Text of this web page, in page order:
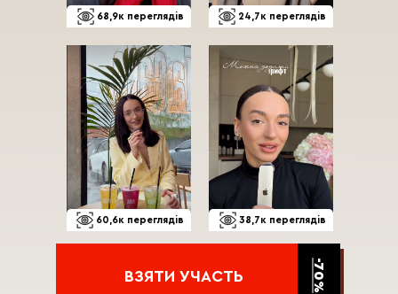
ВЗЯТИ УЧАСТЬ -70%
60,6к переглядів 38,7к переглядів
24,7к переглядів
68,9к переглядів